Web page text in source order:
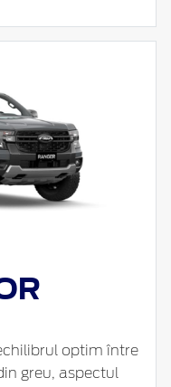
optim între
greu, aspectul